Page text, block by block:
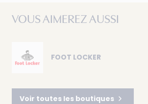
VOUS AIMEREZ AUSSI
FOOT LOCKER
Voir toutes les boutiques